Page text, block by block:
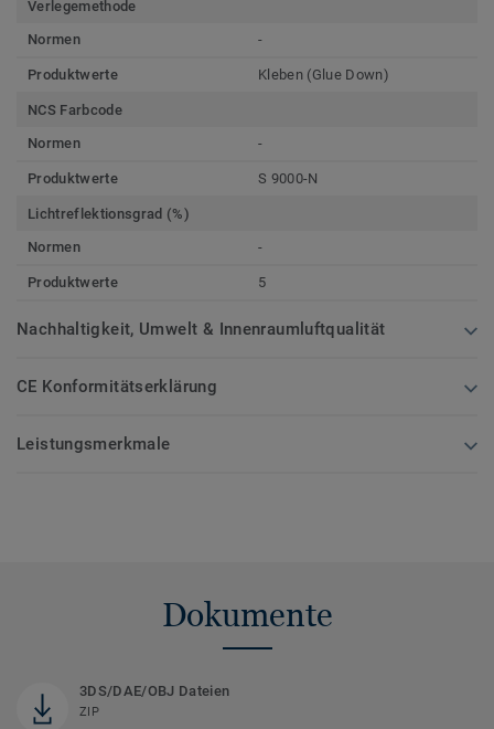
Verlegemethode
Normen
-
Produktwerte Kleben (Glue Down)
NCS Farbcode
Normen
-
Produktwerte S 9000-N
Lichtreflektionsgrad (%)
Normen
-
Produktwerte 5
Nachhaltigkeit, Umwelt & Innenraumluftqualität
CE Konformitätserklärung
Leistungsmerkmale
Dokumente
3DS/DAE/OBJ Dateien
ZIP